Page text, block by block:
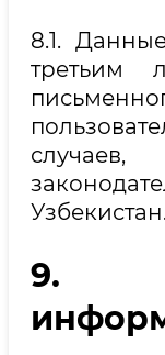
8.1.
третьим
9.